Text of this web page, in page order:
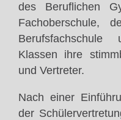
des Beruflichen
Fachoberschule,
Klassen ihre
und Vertreter.
Nach einer
der